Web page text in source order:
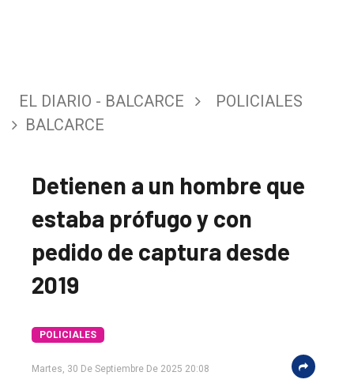
El
DIARIO
Balcarce
EL DIARIO - BALCARCE
POLICIALES
BALCARCE
Detienen a un hombre que
estaba prófugo y con
pedido de captura desde
2019
POLICIALES
Martes, 30 De Septiembre De 2025 20:08